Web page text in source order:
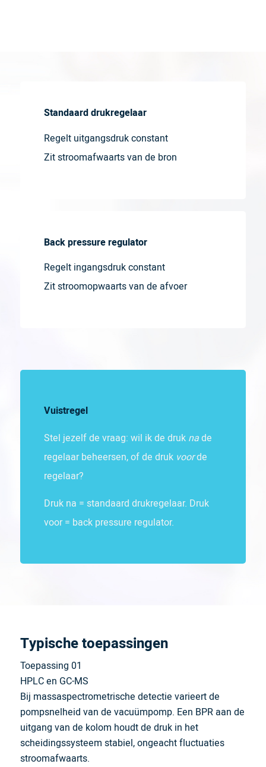
Standaard drukregelaar
Regelt uitgangsdruk constant
Zit stroomafwaarts van de bron
Back pressure regulator
Regelt ingangsdruk constant
Zit stroomopwaarts van de afvoer
Vuistregel
Stel jezelf de vraag: wil ik de druk nade
regelaar beheersen, of de druk voorde
regelaar?
Druk na = standaard drukregelaar. Druk
voor = back pressure regulator.
Typische toepassingen
Toepassing 01
HPLC en GC-MS
Bij massaspectrometrische detectie varieert de
pompsnelheid van de vacuümpomp. Een BPR aan de
uitgang van de kolom houdt de druk in het
scheidingssysteem stabiel, ongeacht fluctuaties
stroomafwaarts.